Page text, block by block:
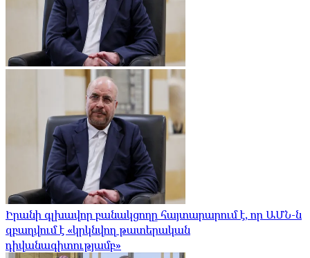
Իրանի գլխավոր բանակցողը հայտարարում է, որ ԱՄՆ-ն
զբաղվում է «կրկնվող թատերական
դիվանագիտությամբ»